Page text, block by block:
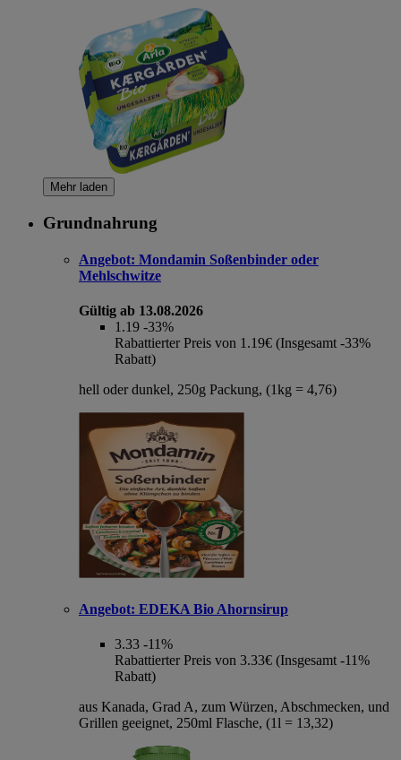
Mehr laden
Grundnahrung
Angebot: Mondamin Soßenbinder oder
Mehlschwitze
Gültig ab 13.08.2026
1.19 -33%
Rabattierter Preis von 1.19€ (Insgesamt -33%
Rabatt)
hell oder dunkel, 250g Packung, (1kg = 4,76)
Angebot: EDEKA Bio Ahornsirup
3.33 -11%
Rabattierter Preis von 3.33€ (Insgesamt -11%
Rabatt)
aus Kanada, Grad A, zum Würzen, Abschmecken, und
Grillen geeignet, 250ml Flasche, (1l = 13,32)